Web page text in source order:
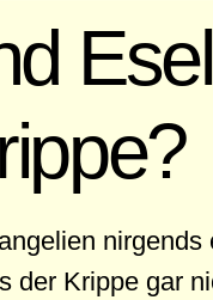
nirgends
der Krippe gar